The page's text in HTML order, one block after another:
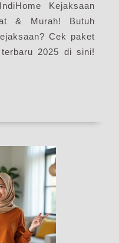
Pasang
WiFi
IndiHome
Terbaru
Kejaksaan
& Murah! Butuh
Cek paket
2025 di sini!